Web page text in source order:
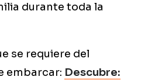
durante toda la
se requiere del
embarcar: Descubre: